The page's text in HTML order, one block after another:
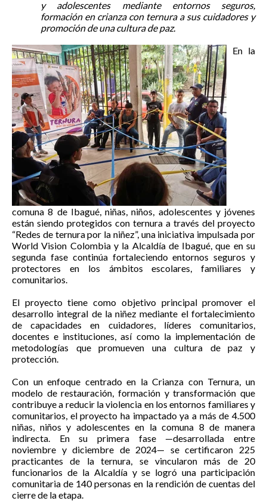
y adolescentes mediante entornos seguros,
formación en crianza con ternura a sus cuidadores y
promoción de una cultura de paz.
En la
comuna 8 de Ibagué, niñas, niños, adolescentes y jóvenes
están siendo protegidos con ternura a través del proyecto
“Redes de ternura por la niñez”, una iniciativa impulsada por
World Vision Colombia y la Alcaldía de Ibagué, que en su
segunda fase continúa fortaleciendo entornos seguros y
protectores en los ámbitos escolares, familiares y
comunitarios.
El proyecto tiene como objetivo principal promover el
desarrollo integral de la niñez mediante el fortalecimiento
de capacidades en cuidadores, líderes comunitarios,
docentes e instituciones, así como la implementación de
metodologías que promueven una cultura de paz y
protección.
Con un enfoque centrado en la Crianza con Ternura, un
modelo de restauración, formación y transformación que
contribuye a reducir la violencia en los entornos familiares y
comunitarios, el proyecto ha impactado ya a más de 4.500
niñas, niños y adolescentes en la comuna 8 de manera
indirecta. En su primera fase —desarrollada entre
noviembre y diciembre de 2024— se certificaron 225
practicantes de la ternura, se vincularon más de 20
funcionarios de la Alcaldía y se logró una participación
comunitaria de 140 personas en la rendición de cuentas del
cierre de la etapa.